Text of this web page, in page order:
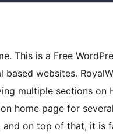
This is a Free
based websites.
multiple sections on
home page for
and on top of that, it is